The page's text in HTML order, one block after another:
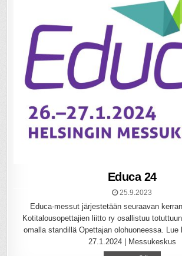
Educa 24
25.9.2023
Educa-messut järjestetään seuraavan
Kotitalousopettajien liitto ry osallistuu
omalla standillä Opettajan olohuoneessa. Lue
27.1.2024 | Messukeskus